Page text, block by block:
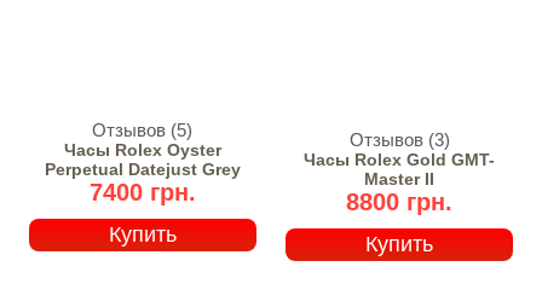
Отзывов (5)
Часы Rolex Oyster
Perpetual Datejust Grey
7400 грн.
Купить
Отзывов (3)
Часы Rolex Gold GMT-
Master II
8800 грн.
Купить